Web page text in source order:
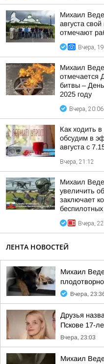
Михаил
августа
отмечают
Вчера,
Михаил
отмечается
битвы –
2025 году
Вчера, 20:06
Как ходить
обсудим в
августа с
Вчера, 21:12
Михаил
увеличить
заключает
Вчера,
ЛЕНТА НОВОСТЕЙ
Михаил
Вчера,
Друзья
Пскове 17-
Вчера, 23:03
Михаил